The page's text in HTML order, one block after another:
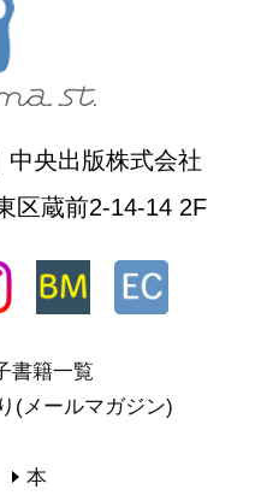
中央出版株式会社
区蔵前2-14-14 2F
書籍一覧
(メールマガジン)
本